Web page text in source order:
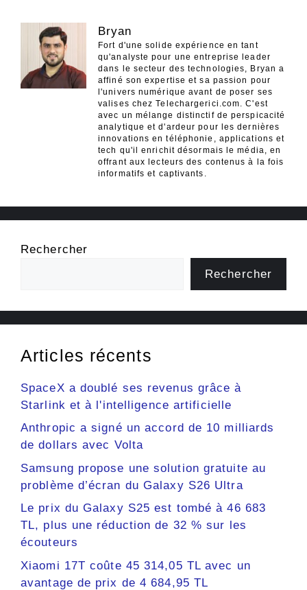
Bryan
Fort d'une solide expérience en tant
qu'analyste pour une entreprise leader
dans le secteur des technologies, Bryan a
affiné son expertise et sa passion pour
l'univers numérique avant de poser ses
valises chez Telechargerici.com. C'est
avec un mélange distinctif de perspicacité
analytique et d'ardeur pour les dernières
innovations en téléphonie, applications et
tech qu'il enrichit désormais le média, en
offrant aux lecteurs des contenus à la fois
informatifs et captivants.
Rechercher
Rechercher
Articles récents
SpaceX a doublé ses revenus grâce à
Starlink et à l'intelligence artificielle
Anthropic a signé un accord de 10 milliards
de dollars avec Volta
Samsung propose une solution gratuite au
problème d’écran du Galaxy S26 Ultra
Le prix du Galaxy S25 est tombé à 46 683
TL, plus une réduction de 32 % sur les
écouteurs
Xiaomi 17T coûte 45 314,05 TL avec un
avantage de prix de 4 684,95 TL